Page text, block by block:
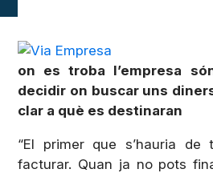
on es troba l’empresa
decidir on buscar uns
clar a què es destinaran
“El primer que s’hauria
facturar. Quan ja no pots